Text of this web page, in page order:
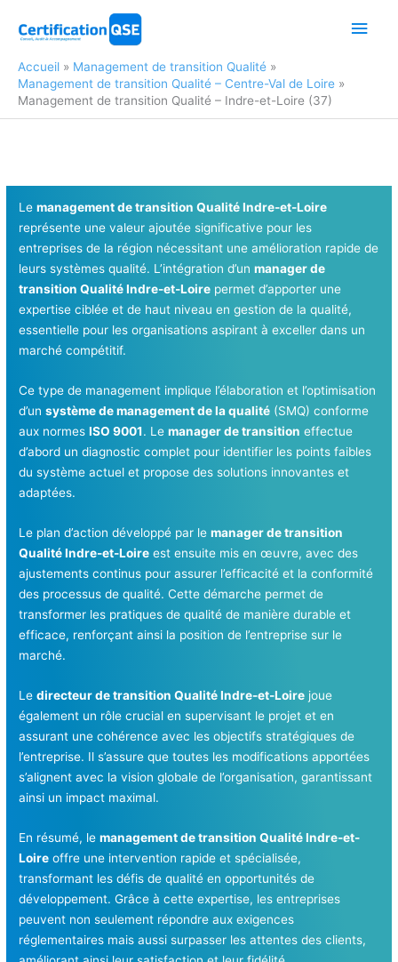
Accueil
Management de transition Qualité
Management de transition Qualité – Centre-Val de Loire
Management de transition Qualité – Indre-et-Loire (37)
Lemanagement de transition Qualité Indre-et-Loire
représente une valeur ajoutée significative pour les
entreprises de la région nécessitant une amélioration rapide de
leurs systèmes qualité. L’intégration d’unmanager de
transition Qualité Indre-et-Loire permet d’apporter une
expertise ciblée et de haut niveau en gestion de la qualité,
essentielle pour les organisations aspirant à exceller dans un
marché compétitif.
Ce type de management implique l’élaboration et l’optimisation
d’unsystème de management de la qualité (SMQ) conforme
aux normesISO 9001. Lemanager de transition effectue
d’abord un diagnostic complet pour identifier les points faibles
du système actuel et propose des solutions innovantes et
adaptées.
Le plan d’action développé par lemanager de transition
Qualité Indre-et-Loire est ensuite mis en œuvre, avec des
ajustements continus pour assurer l’efficacité et la conformité
des processus de qualité. Cette démarche permet de
transformer les pratiques de qualité de manière durable et
efficace, renforçant ainsi la position de l’entreprise sur le
marché.
Ledirecteur de transition Qualité Indre-et-Loire joue
également un rôle crucial en supervisant le projet et en
assurant une cohérence avec les objectifs stratégiques de
l’entreprise. Il s’assure que toutes les modifications apportées
s’alignent avec la vision globale de l’organisation, garantissant
ainsi un impact maximal.
En résumé, lemanagement de transition Qualité Indre-et-
Loire offre une intervention rapide et spécialisée,
transformant les défis de qualité en opportunités de
développement. Grâce à cette expertise, les entreprises
peuvent non seulement répondre aux exigences
réglementaires mais aussi surpasser les attentes des clients,